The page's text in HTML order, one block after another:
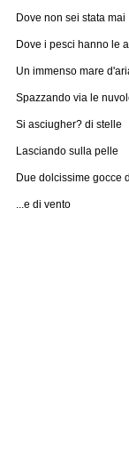
Dove non sei stata mai
Dove i pesci hanno le
Un immenso mare
Spazzando via le
Si asciugher? di stelle
Lasciando sulla pelle
Due dolcissime gocce
...e di vento